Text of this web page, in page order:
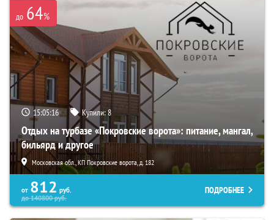
до 64%
15:05:15 Купили:8
Отдых на турбазе «Покровские ворота»: питание, мангал,
бильярд и другое
Московская обл., КП Покровские ворота, д. 182
от 812 руб.
до140800руб.
ПОДРОБНЕЕ